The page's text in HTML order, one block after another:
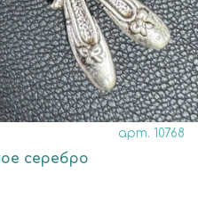
арт. 10768
серебро